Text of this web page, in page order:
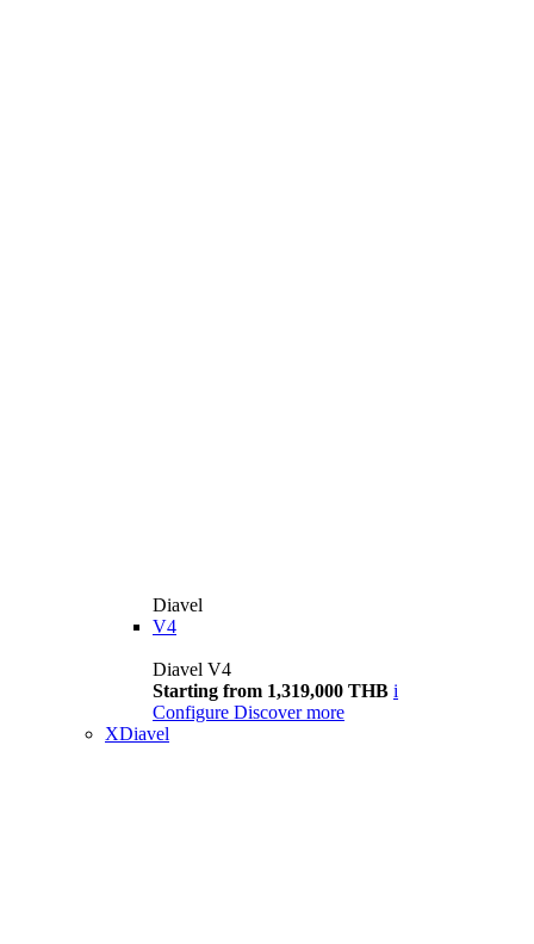
Diavel
V4
Diavel V4
Starting from 1,319,000 THB i
Configure Discover more
XDiavel